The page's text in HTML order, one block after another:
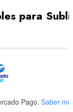
para
Pago. Saber